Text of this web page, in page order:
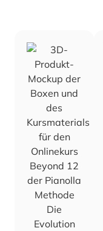
Die
Evolution